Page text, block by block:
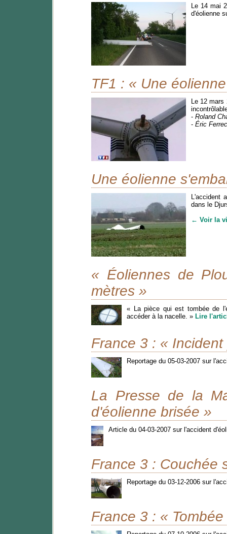
Le 14 mai
d'éolienne
TF1 : « Une
Le 12 mars
- Roland
- Éric Ferrec
Une éolienne
L'accident
dans le
← Voir la
« Éoliennes de
mètres »
« La pièce qui est tombée de
accéder à la nacelle. » Lire
France 3 : «
Reportage du 05-03-2007 sur
La Presse de la
d'éolienne brisée »
Article du 04-03-2007 sur l'accident
France 3 : Couchée
Reportage du 03-12-2006 sur
France 3 : «